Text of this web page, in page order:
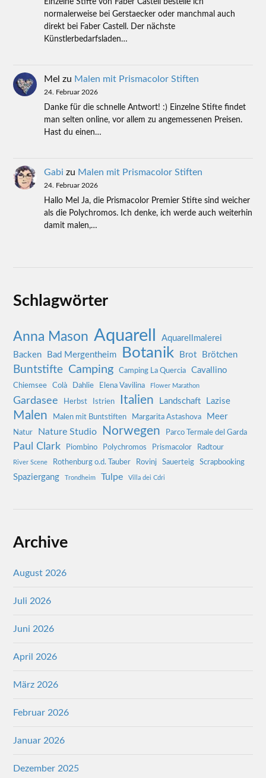
Einzelne Stifte von Faber Castell bestelle ich
normalerweise bei Gerstaecker oder manchmal auch
direkt bei Faber Castell. Der nächste
Künstlerbedarfsladen…
Mel zu Malen mit Prismacolor Stiften
24. Februar 2026
Danke für die schnelle Antwort! :) Einzelne Stifte findet
man selten online, vor allem zu angemessenen Preisen.
Hast du einen…
Gabi zu Malen mit Prismacolor Stiften
24. Februar 2026
Hallo Mel Ja, die Prismacolor Premier Stifte sind weicher
als die Polychromos. Ich denke, ich werde auch weiterhin
damit malen,…
Schlagwörter
Anna Mason Aquarell
Aquarellmalerei
Backen
Bad Mergentheim Botanik Brot Brötchen
Buntstifte Camping Camping La Quercia Cavallino
Chiemsee Colà Dahlie Elena Vavilina Flower Marathon
Gardasee Herbst Istrien Italien Landschaft Lazise
Malen Malen mit Buntstiften Margarita Astashova Meer
Natur Nature Studio Norwegen Parco Termale del Garda
Paul Clark Piombino Polychromos Prismacolor Radtour
River Scene Rothenburg o.d. Tauber Rovinj Sauerteig Scrapbooking
Spaziergang Trondheim Tulpe Villa dei Cdri
Archive
August 2026
Juli 2026
Juni 2026
April 2026
März 2026
Februar 2026
Januar 2026
Dezember 2025